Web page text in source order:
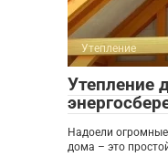
Утепление
Утепление
Надоели
дома – это